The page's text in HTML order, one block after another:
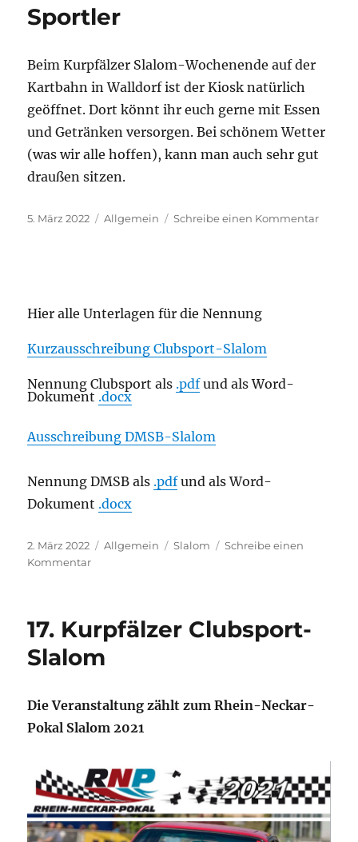
Sportler
Beim Kurpfälzer Slalom-Wochenende auf der
Kartbahn in Walldorf ist der Kiosk natürlich
geöffnet. Dort könnt ihr euch gerne mit Essen
und Getränken versorgen. Bei schönem Wetter
(was wir alle hoffen), kann man auch sehr gut
draußen sitzen.
Veröffentlicht
5. März 2022 Kategorien
Allgemein Schreibe einen Kommentarzu
Hier alle Unterlagen für die Nennung
Kurzausschreibung Clubsport-Slalom
Nennung Clubsport als .pdfund als Word-
Dokument .docx
Ausschreibung DMSB-Slalom
Nennung DMSB als .pdfund als Word-
Dokument .docx
Veröffentlicht
am
2. März 2022 Kategorien
Allgemein Schlagwörter
Slalom
Schreibe einen
Kommentarzu
17. Kurpfälzer Clubsport-
Slalom
Die Veranstaltung zählt zum Rhein-Neckar-
Pokal Slalom 2021